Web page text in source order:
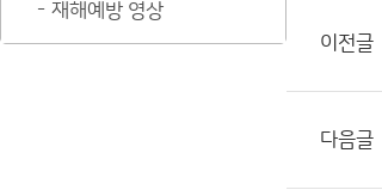
재해예방 영상
이전글
다음글